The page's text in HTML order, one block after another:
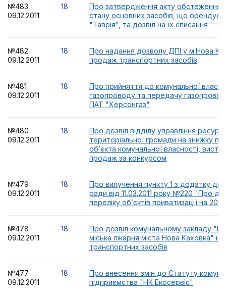
№483
09.12.2011
18
Про затвердження акту обстеження
стану основних засобів, що
"Таврія", та дозвіл на їх списання
№482
09.12.2011
18
Про надання дозволу ДПІ у м.Нова
продаж транспортних засобів
№481
09.12.2011
18
Про прийняття до комунальної
газопроводу та передачу
ПАТ "Херсонгаз"
№480
09.12.2011
18
Про дозвіл відділу управління
територіальної громади на знижку
об’єкта комунальної власності,
продаж за конкурсом
№479
09.12.2011
18
Про вилучення пункту 1 з додатку до
ради від 11.03.2011 року №220 "Про
переліку об’єктів приватизації на 2011
№478
09.12.2011
18
Про дозвіл комунальному закладу
міська лікарня міста Нова Каховка"
транспортних засобів
№477
09.12.2011
18
Про внесення змін до Статуту
підприємства "НК Екосервіс"